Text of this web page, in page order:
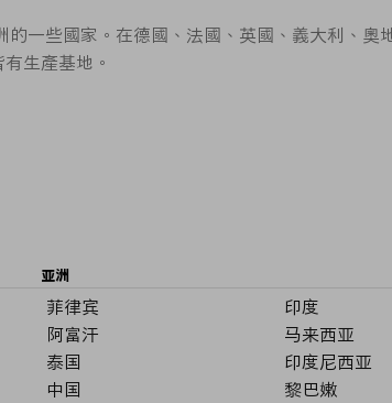
一些國家。在德國、法國、英國、義大利、奧
有生產基地。
亚洲
菲律宾
印度
阿富汗
马来西亚
泰国
印度尼西亚
中国
黎巴嫩